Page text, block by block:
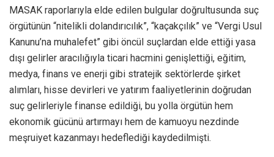
MASAK raporlarıyla elde edilen bulgular doğrultusunda suç
örgütünün “nitelikli dolandırıcılık”, “kaçakçılık” ve “Vergi Usul
Kanunu’na muhalefet” gibi öncül suçlardan elde ettiği yasa
dışı gelirler aracılığıyla ticari hacmini genişlettiği, eğitim,
medya, finans ve enerji gibi stratejik sektörlerde şirket
alımları, hisse devirleri ve yatırım faaliyetlerinin doğrudan
suç gelirleriyle finanse edildiği, bu yolla örgütün hem
ekonomik gücünü artırmayı hem de kamuoyu nezdinde
meşruiyet kazanmayı hedeflediği kaydedilmişti.